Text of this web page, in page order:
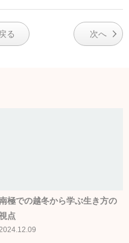
る 次へ
極での越冬から学ぶ生き方の
点